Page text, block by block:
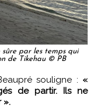
par les temps qui
de Tikehau © PB
souligne : «
de partir. Ils ne
».